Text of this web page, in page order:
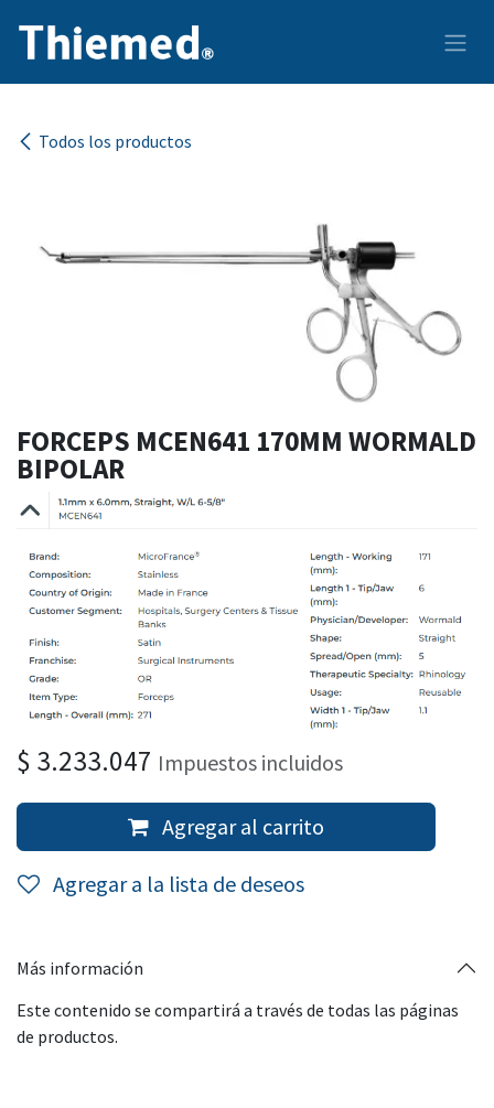
Todos los productos
FORCEPS MCEN641 170MM WORMALD
BIPOLAR
$ 3.233.047 Impuestos incluidos
Agregar al carrito
Agregar a la lista de deseos
Más información
Este contenido se compartirá a través de todas las páginas
de productos.